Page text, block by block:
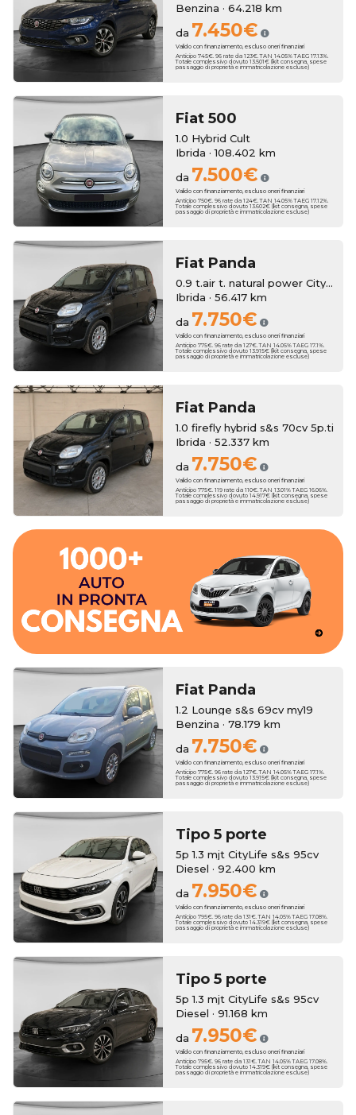
Benzina · 64.218 km
da 7.450€
Valido con finanziamento, escluso oneri finanziari
Anticipo 745€. 96 rate da 123€. TAN 14.05% TAEG 17.13%.
Totale complessivo dovuto 13.501€ (kit consegna, spese
passaggio di proprietà e immatricolazione escluse)
Fiat 500
1.0 Hybrid Cult
Ibrida · 108.402 km
da 7.500€
Valido con finanziamento, escluso oneri finanziari
Anticipo 750€. 96 rate da 124€. TAN 14.05% TAEG 17.12%.
Totale complessivo dovuto 13.602€ (kit consegna, spese
passaggio di proprietà e immatricolazione escluse)
Fiat Panda
0.9 t.air t. natural power City Life 70cv 5p.ti
Ibrida · 56.417 km
da 7.750€
Valido con finanziamento, escluso oneri finanziari
Anticipo 775€. 96 rate da 127€. TAN 14.05% TAEG 17.1%.
Totale complessivo dovuto 13.915€ (kit consegna, spese
passaggio di proprietà e immatricolazione escluse)
Fiat Panda
1.0 firefly hybrid s&s 70cv 5p.ti
Ibrida · 52.337 km
da 7.750€
Valido con finanziamento, escluso oneri finanziari
Anticipo 775€. 119 rate da 110€. TAN 13.01% TAEG 16.06%.
Totale complessivo dovuto 14.917€ (kit consegna, spese
passaggio di proprietà e immatricolazione escluse)
Erreti Auto propone una selezione accurata di vetture usate e
un'ampia scelta di auto km zero che ti garantiranno la
consegna rapida.
Concediti l'auto perfetta sceglienda fra oltre 600 vetture dei
migliori marchi accompagnato passa dopo passo
dall'esperienza del nostro Team.
Fiat Panda
1.2 Lounge s&s 69cv my19
Benzina · 78.179 km
da 7.750€
Valido con finanziamento, escluso oneri finanziari
Anticipo 775€. 96 rate da 127€. TAN 14.05% TAEG 17.1%.
Totale complessivo dovuto 13.915€ (kit consegna, spese
passaggio di proprietà e immatricolazione escluse)
Tipo 5 porte
5p 1.3 mjt CityLife s&s 95cv
Diesel · 92.400 km
da 7.950€
Valido con finanziamento, escluso oneri finanziari
Anticipo 795€. 96 rate da 131€. TAN 14.05% TAEG 17.08%.
Totale complessivo dovuto 14.319€ (kit consegna, spese
passaggio di proprietà e immatricolazione escluse)
Tipo 5 porte
5p 1.3 mjt CityLife s&s 95cv
Diesel · 91.168 km
da 7.950€
Valido con finanziamento, escluso oneri finanziari
Anticipo 795€. 96 rate da 131€. TAN 14.05% TAEG 17.08%.
Totale complessivo dovuto 14.319€ (kit consegna, spese
passaggio di proprietà e immatricolazione escluse)